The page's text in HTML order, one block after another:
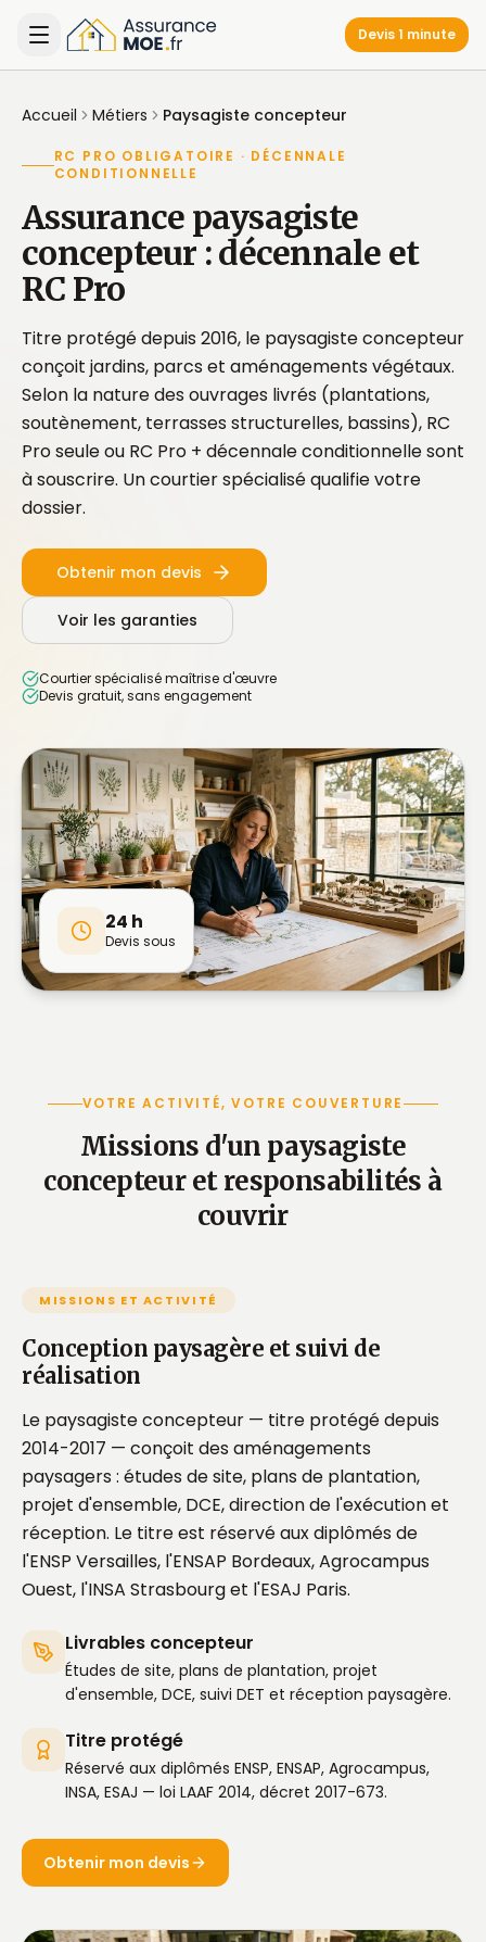
Devis 1 minute
Accueil Métiers Paysagiste concepteur
RC PRO OBLIGATOIRE · DÉCENNALE
CONDITIONNELLE
Assurance paysagiste
concepteur : décennale et
RC Pro
Titre protégé depuis 2016, le paysagiste concepteur
conçoit jardins, parcs et aménagements végétaux.
Selon la nature des ouvrages livrés (plantations,
soutènement, terrasses structurelles, bassins), RC
Pro seule ou RC Pro + décennale conditionnelle sont
à souscrire. Un courtier spécialisé qualifie votre
dossier.
Obtenir mon devis
Voir les garanties
Courtier spécialisé maîtrise d'œuvre
Devis gratuit, sans engagement
24 h
Devis sous
VOTRE ACTIVITÉ, VOTRE COUVERTURE
Missions d'un paysagiste
concepteur et responsabilités à
couvrir
MISSIONS ET ACTIVITÉ
Conception paysagère et suivi de
réalisation
Le paysagiste concepteur — titre protégé depuis
2014-2017 — conçoit des aménagements
paysagers : études de site, plans de plantation,
projet d'ensemble, DCE, direction de l'exécution et
réception. Le titre est réservé aux diplômés de
l'ENSP Versailles, l'ENSAP Bordeaux, Agrocampus
Ouest, l'INSA Strasbourg et l'ESAJ Paris.
Livrables concepteur
Études de site, plans de plantation, projet
d'ensemble, DCE, suivi DET et réception paysagère.
Titre protégé
Réservé aux diplômés ENSP, ENSAP, Agrocampus,
INSA, ESAJ — loi LAAF 2014, décret 2017-673.
Obtenir mon devis